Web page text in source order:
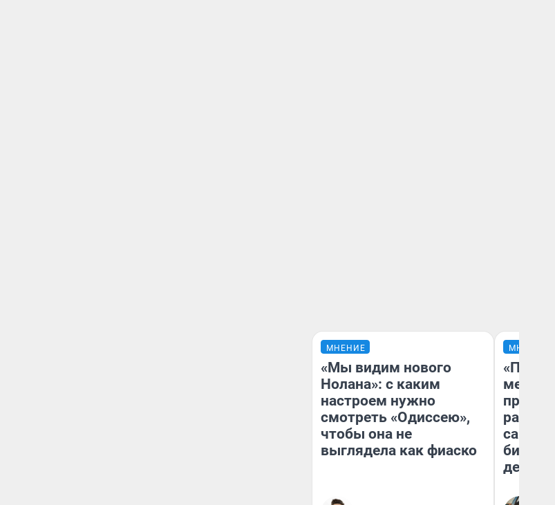
МНЕНИЕ
«Мы видим нового
Нолана»: с каким
настроем нужно
смотреть «Одиссею»,
чтобы она не
выглядела как фиаско
МНЕНИЕ
самом